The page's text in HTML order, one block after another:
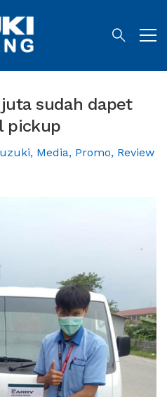
juta sudah dapet
pickup
, Media, Promo, Review